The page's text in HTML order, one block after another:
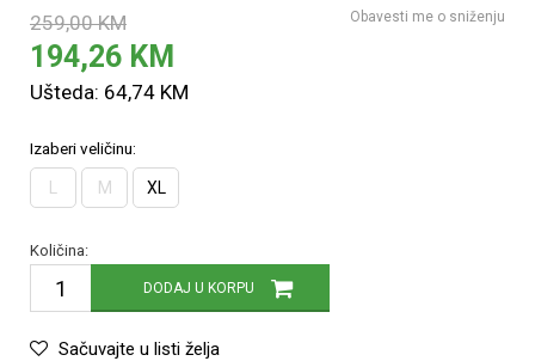
259,00 KM
194,26 KM
Ušteda: 64,74 KM
Obavesti me o sniženju
Izaberi veličinu:
M XL
Količina:
DODAJ U KORPU
Sačuvajte u listi želja